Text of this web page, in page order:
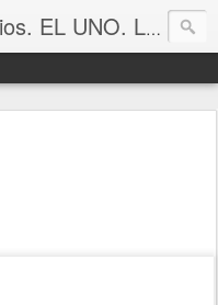
La partícula divina o de Dios. EL UNO. La partícula unidad del universo.